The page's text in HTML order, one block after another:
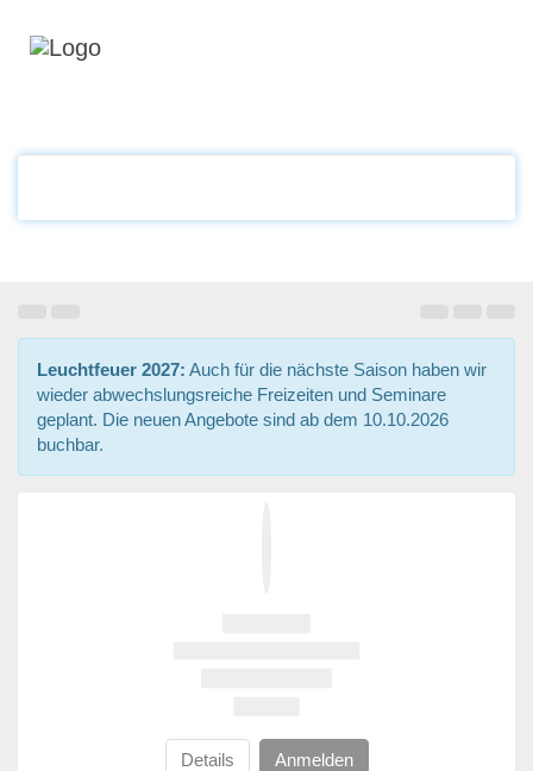
Leuchtfeuer 2027: Auch für die nächste Saison haben wir
wieder abwechslungsreiche Freizeiten und Seminare
geplant. Die neuen Angebote sind ab dem 10.10.2026
buchbar.
Details Anmelden